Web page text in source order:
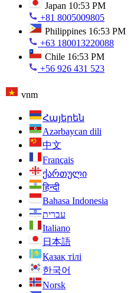
Japan 10:53 PM
+81 8005009805
Philippines 16:53 PM
+63 180013220088
Chile 16:53 PM
+56 926 431 523
vnm
Հայերեն
Azərbaycan dili
中文
Français
ქართული
हिन्दी
Bahasa Indonesia
עברית
Italiano
日本語
Қазақ тілі
한국어
Norsk